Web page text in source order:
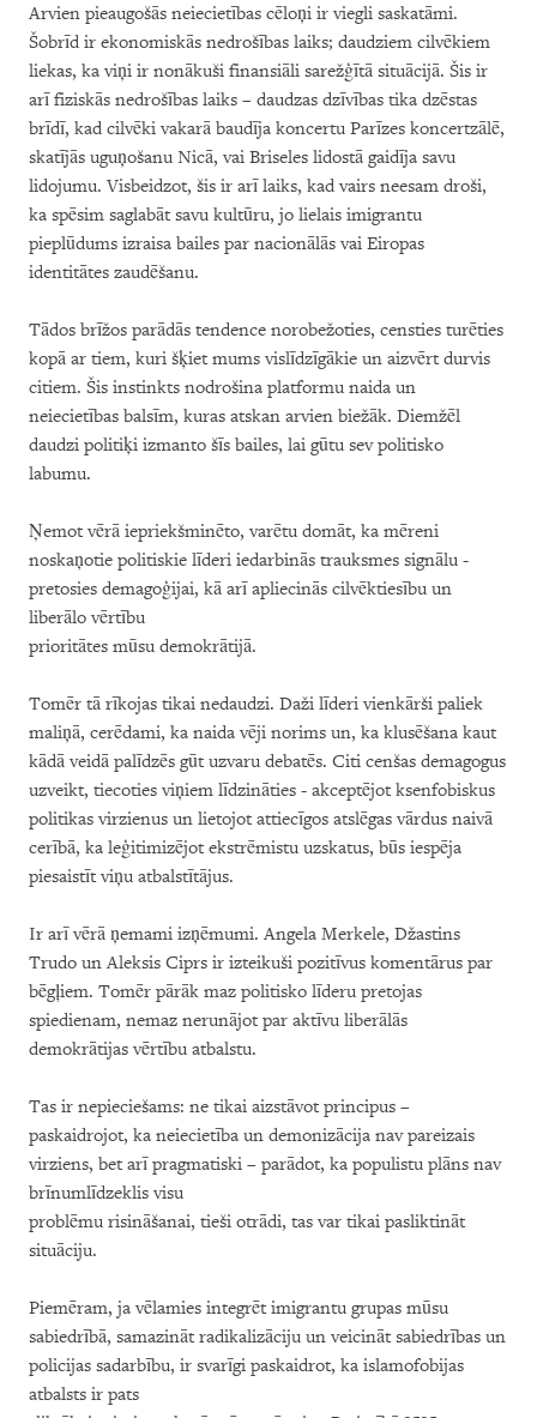
Arvien pieaugošās neiecietības cēloņi ir viegli saskatāmi.
Šobrīd ir ekonomiskās nedrošības laiks; daudziem cilvēkiem
liekas, ka viņi ir nonākuši finansiāli sarežģītā situācijā. Šis ir
arī fiziskās nedrošības laiks – daudzas dzīvības tika dzēstas
brīdī, kad cilvēki vakarā baudīja koncertu Parīzes koncertzālē,
skatījās uguņošanu Nicā, vai Briseles lidostā gaidīja savu
lidojumu. Visbeidzot, šis ir arī laiks, kad vairs neesam droši,
ka spēsim saglabāt savu kultūru, jo lielais imigrantu
pieplūdums izraisa bailes par nacionālās vai Eiropas
identitātes zaudēšanu.
Tādos brīžos parādās tendence norobežoties, censties turēties
kopā ar tiem, kuri šķiet mums vislīdzīgākie un aizvērt durvis
citiem. Šis instinkts nodrošina platformu naida un
neiecietības balsīm, kuras atskan arvien biežāk. Diemžēl
daudzi politiķi izmanto šīs bailes, lai gūtu sev politisko
labumu.
Ņemot vērā iepriekšminēto, varētu domāt, ka mēreni
noskaņotie politiskie līderi iedarbinās trauksmes signālu -
pretosies demagoģijai, kā arī apliecinās cilvēktiesību un
liberālo vērtību
prioritātes mūsu demokrātijā.
Tomēr tā rīkojas tikai nedaudzi. Daži līderi vienkārši paliek
maliņā, cerēdami, ka naida vēji norims un, ka klusēšana kaut
kādā veidā palīdzēs gūt uzvaru debatēs. Citi cenšas demagogus
uzveikt, tiecoties viņiem līdzināties - akceptējot ksenfobiskus
politikas virzienus un lietojot attiecīgos atslēgas vārdus naivā
cerībā, ka leģitimizējot ekstrēmistu uzskatus, būs iespēja
piesaistīt viņu atbalstītājus.
Ir arī vērā ņemami izņēmumi. Angela Merkele, Džastins
Trudo un Aleksis Ciprs ir izteikuši pozitīvus komentārus par
bēgļiem. Tomēr pārāk maz politisko līderu pretojas
spiedienam, nemaz nerunājot par aktīvu liberālās
demokrātijas vērtību atbalstu.
Tas ir nepieciešams: ne tikai aizstāvot principus –
paskaidrojot, ka neiecietība un demonizācija nav pareizais
virziens, bet arī pragmatiski – parādot, ka populistu plāns nav
brīnumlīdzeklis visu
problēmu risināšanai, tieši otrādi, tas var tikai pasliktināt
situāciju.
Piemēram, ja vēlamies integrēt imigrantu grupas mūsu
sabiedrībā, samazināt radikalizāciju un veicināt sabiedrības un
policijas sadarbību, ir svarīgi paskaidrot, ka islamofobijas
atbalsts ir pats